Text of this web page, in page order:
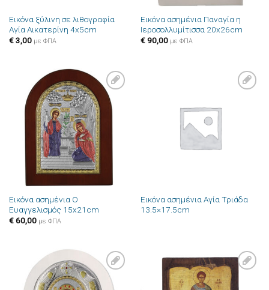
Εικόνα ξύλινη σε λιθογραφία
Αγία Αικατερίνη 4x5cm
€3,00 με ΦΠΑ
Εικόνα ασημένια Παναγία η
Ιεροσολλυμίτισσα 20x26cm
€90,00 με ΦΠΑ
Πρόσθήκη
στην λίστα
επιθυμιών
Εικόνα ασημένια Ο
Ευαγγελισμός 15x21cm
€60,00 με ΦΠΑ
στην λίστα
Εικόνα ασημένια Αγία Τριάδα
13.5×17.5cm
Πρόσθήκη
στην λίστα
Πρόσθήκη
στην λίστα